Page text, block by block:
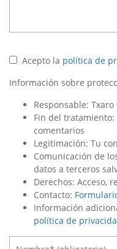
Acepto la política de
Información sobre
Responsable: Txaro
Fin del
comentarios
Legitimación: Tu
Comunicación de
datos a terceros
Derechos: Acceso,
Contacto:
Información
política de